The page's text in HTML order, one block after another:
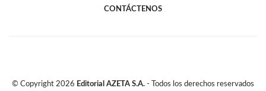
CONTÁCTENOS
© Copyright 2026 Editorial AZETA S.A. - Todos los derechos reservados